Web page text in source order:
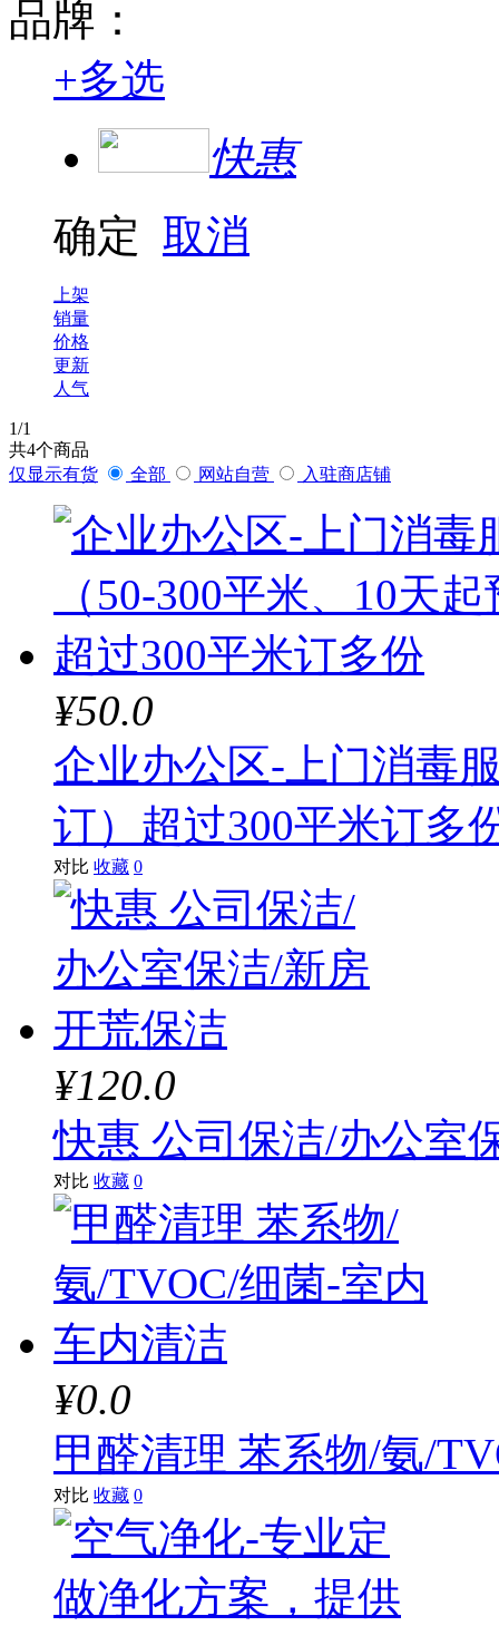
品牌：
+多选
快惠
确定 取消
上架
销量
价格
更新
人气
1/1
共4个商品
仅显示有货
全部 网站自营 入驻商店铺
¥50.0
企业办公区-上门消毒
订）超过300平米订多
对比 收藏 0
¥120.0
快惠 公司保洁/办公室
对比 收藏 0
¥0.0
甲醛清理 苯系物/氨/
对比 收藏 0